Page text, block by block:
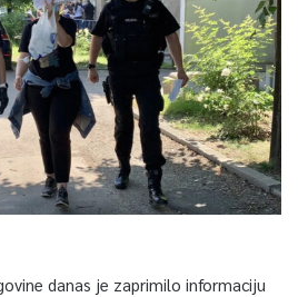
danas je zaprimilo informaciju